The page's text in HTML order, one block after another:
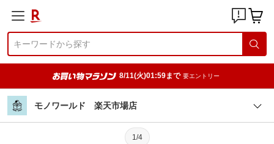
8/11(火)01:59まで 要エントリー
モノワールド 楽天市場店
1/4